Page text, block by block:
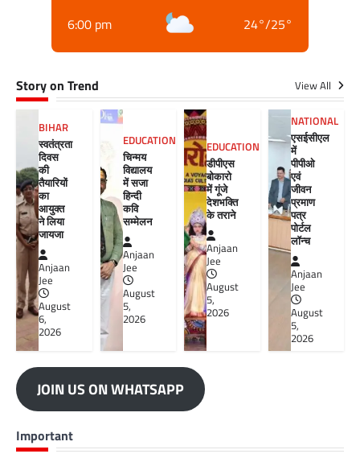
6:00 pm 24°/25°
Story on Trend View All
BIHAR
स्वतंत्रता
दिवस
की
तैयारियों
का
आयुक्त
ने लिया
जायजा
Anjaan
Jee
August
6,
2026
EDUCATION
चिन्मय
विद्यालय
में सजा
हिन्दी
कवि
सम्मेलन
Anjaan
Jee
August
5,
2026
EDUCATION
डीपीएस
बोकारो
में गूंजे
देशभक्ति
के तराने
Anjaan
Jee
August
5,
2026
NATIONAL
एसईसीएल
में
पीपीओ
एवं
जीवन
प्रमाण
पत्र
पोर्टल
लॉन्च
Anjaan
Jee
August
5,
2026
JOIN US ON WHATSAPP
Important